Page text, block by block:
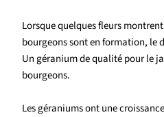
Lorsque quelques fleurs
bourgeons sont en formation, le
Un géranium de qualité pour le
bourgeons.
Les géraniums ont une